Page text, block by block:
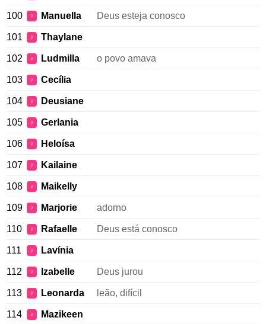
100 ♀ Manuella Deus esteja conosco
101 ♀ Thaylane
102 ♀ Ludmilla o povo amava
103 ♀ Cecília
104 ♀ Deusiane
105 ♀ Gerlania
106 ♀ Heloísa
107 ♀ Kailaine
108 ♀ Maikelly
109 ♀ Marjorie adorno
110 ♀ Rafaelle Deus está conosco
111 ♀ Lavínia
112 ♀ Izabelle Deus jurou
113 ♀ Leonarda leão, difícil
114 ♀ Mazikeen